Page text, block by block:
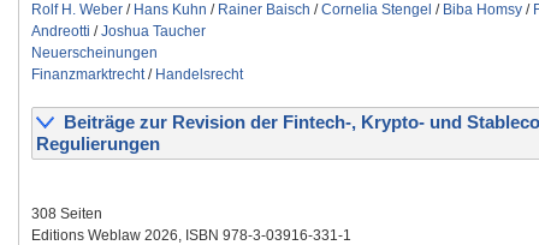
Rolf H. Weber / Hans Kuhn / Rainer Baisch /Cornelia Stengel / Biba Homsy /
Andreotti /Joshua Taucher
Neuerscheinungen
Finanzmarktrecht/ Handelsrecht
Beiträge zur Revision der Fintech-, Krypto- und
Regulierungen
308 Seiten
Editions Weblaw 2026, ISBN 978-3-03916-331-1